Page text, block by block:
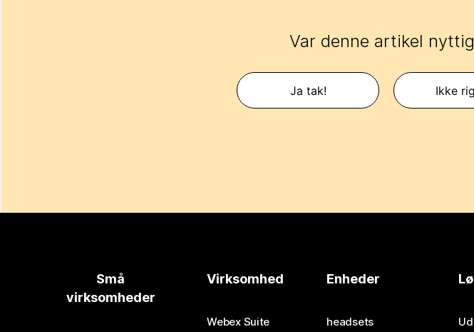
Var denne artikel
Ja tak! Ikke
Små
virksomheder
Virksomhed
Webex Suite
Enheder
headsets